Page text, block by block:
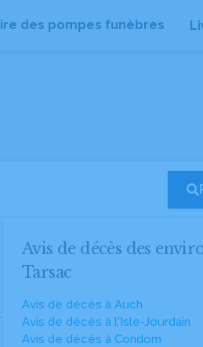
des pompes funèbres
Avis de décès des
Tarsac
Avis de décès à Auch
Avis de décès à l'Isle-Jourdain
Avis de décès à Condom